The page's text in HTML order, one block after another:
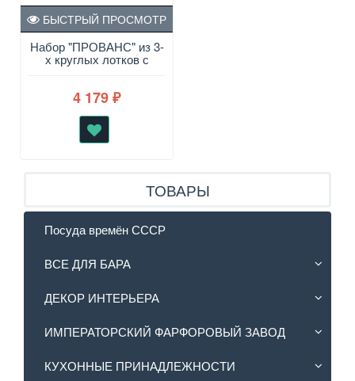
Набор "ПРОВАНС" из 3-
х круглых лотков с
пласт. крышками
БЫСТРЫЙ ПРОСМОТР
4 179 ₽
ТОВАРЫ
Посуда времён СССР
ВСЕ ДЛЯ БАРА
ДЕКОР ИНТЕРЬЕРА
ИМПЕРАТОРСКИЙ ФАРФОРОВЫЙ ЗАВОД
КУХОННЫЕ ПРИНАДЛЕЖНОСТИ